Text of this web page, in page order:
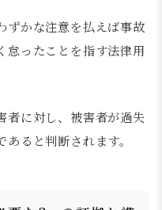
ずかな注意を払えば事故
怠ったことを指す法律用
者に対し、被害者が過失
ると判断されます。